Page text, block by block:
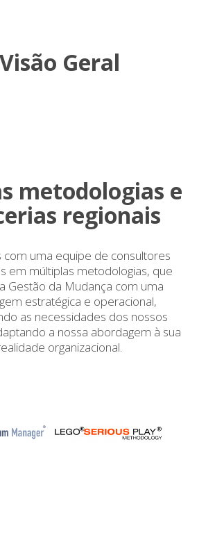
Visão Geral
metodologias e
regionais
com uma equipe de consultores
em múltiplas metodologias, que
Gestão da Mudança com uma
estratégica e operacional,
as necessidades dos nossos
a nossa abordagem à sua
organizacional.